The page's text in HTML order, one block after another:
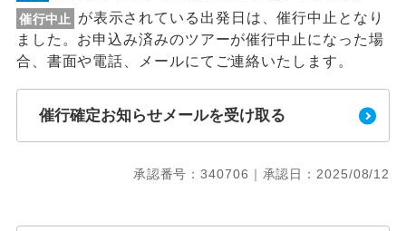
催行中止
が表示されている出発日は、催行中止となり
ました。お申込み済みのツアーが催行中止になった場
合、書面や電話、メールにてご連絡いたします。
催行確定お知らせメールを受け取る
承認番号：340706｜承認日：2025/08/12